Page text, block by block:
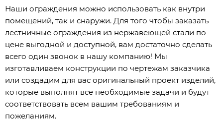
Наши ограждения можно использовать как внутри
помещений, так и снаружи. Для того чтобы заказать
лестничные ограждения из нержавеющей стали по
цене выгодной и доступной, вам достаточно сделать
всего один звонок в нашу компанию! Мы
изготавливаем конструкции по чертежам заказчика
или создадим для вас оригинальный проект изделий,
которые выполнят все необходимые задачи и будут
соответствовать всем вашим требованиям и
пожеланиям.